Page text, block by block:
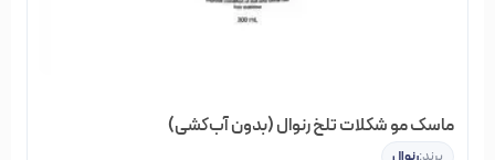
ماسک مو شکلات تلخ رنوال (بدون آب‌کشی)